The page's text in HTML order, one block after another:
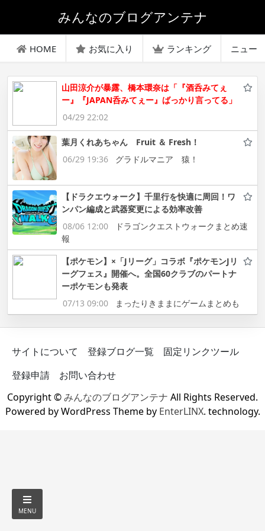
みんなのブログアンテナ
HOME お気に入り ランキング ニュー
山田涼介が暴露、橋本環奈は「『酒呑みてぇ
ー』『JAPAN呑みてぇー』ばっかり言ってる」
04/29 22:02
葉月くれあちゃん Fruit ＆ Fresh！
06/29 19:36
グラドルマニア 猿！
【ドラクエウォーク】千里行を快適に周回！ワ
ンパン編成と武器変更による効率改善
08/06 12:00
ドラゴンクエストウォークまとめ速
報
【ポケモン】×「Jリーグ」コラボ『ポケモンJリ
ーグフェス』開催へ。全国60クラブのパートナ
ーポケモンも発表
07/13 09:00
まったりきままにゲームまとめも
サイトについて 登録ブログ一覧
固定リンクツール
登録申請
お問い合わせ
Copyright ©みんなのブログアンテナ All Rights Reserved.
Powered by WordPress Theme by EnterLINX. technology.
MENU